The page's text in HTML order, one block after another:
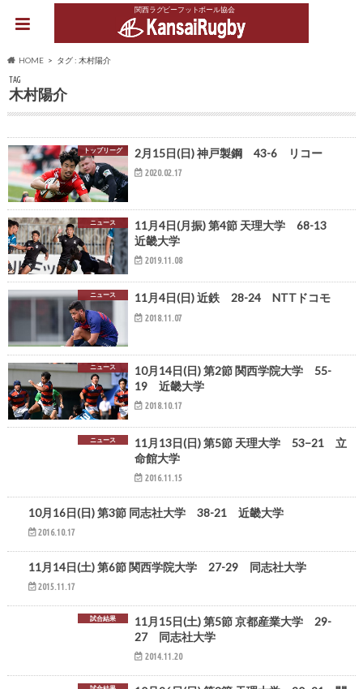
関西ラグビーフットボール協会
HOME タグ : 木村陽介
TAG
木村陽介
トップリーグ 2月15日(日) 神戸製鋼 43-6 リコー
2020.02.17
ニュース
11月4日(月振) 第4節 天理大学 68-13
近畿大学
2019.11.08
ニュース 11月4日(日) 近鉄 28-24 NTTドコモ
2018.11.07
ニュース
10月14日(日) 第2節 関西学院大学 55-
19 近畿大学
2018.10.17
ニュース
11月13日(日) 第5節 天理大学 53−21 立
命館大学
2016.11.15
ニュース
10月16日(日) 第3節 同志社大学 38-21 近畿大学
2016.10.17
大学リーグ
11月14日(土) 第6節 関西学院大学 27-29 同志社大学
2015.11.17
試合結果
11月15日(土) 第5節 京都産業大学 29-
27 同志社大学
2014.11.20